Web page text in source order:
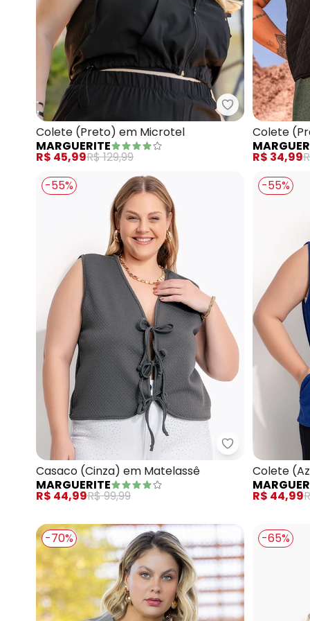
Marguerite -
Colete (Preto) em Microtel
MARGUERITE
R$ 45,99R$ 129,99
Colete
R$ 34,99
-55%
Marguerite -
Casaco (Cinza) em Matelassê
MARGUERITE
R$ 44,99R$ 99,99
-55%
Colete
R$ 44,99
-70% -65%